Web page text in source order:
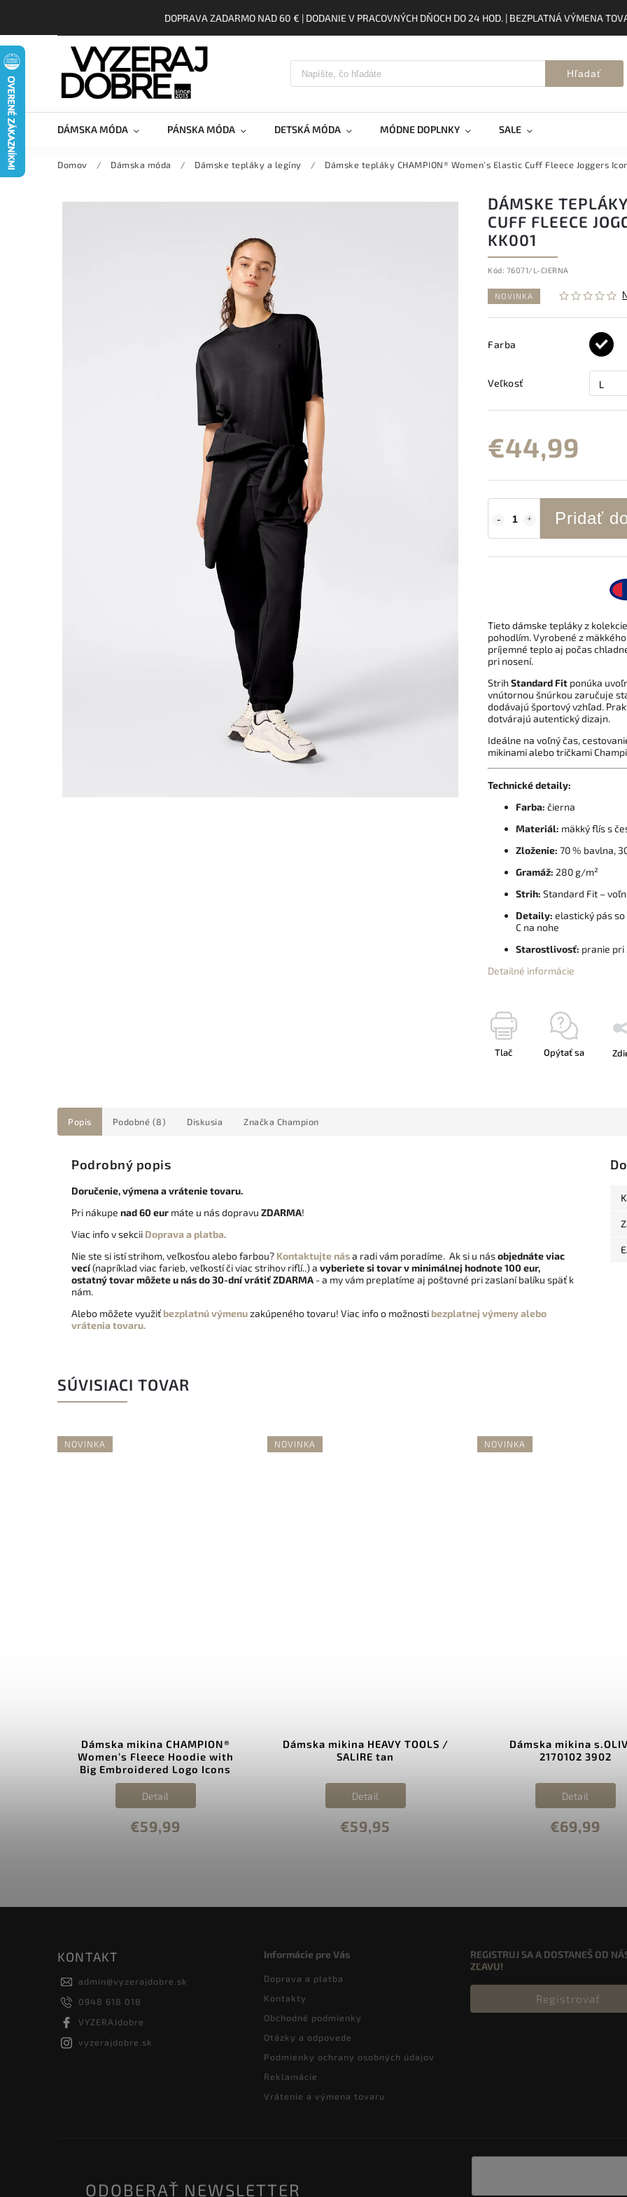
DOPRAVA ZADARMO NAD 60 € | DODANIE V PRACOVNÝCH DŇOCH DO 24 HOD. | BEZPLATNÁ VÝMENA
Hľadať
DÁMSKA MÓDA PÁNSKA MÓDA DETSKÁ MÓDA MÓDNE DOPLNKY SALE
Domov / Dámska móda / Dámske tepláky a legíny / Dámske tepláky CHAMPION® Women’s Elastic Cuff Fleece Joggers
DÁMSKE
CUFF FLEECE
KK001
Kód: 76071/L-CIERNA
NOVINKA
Farba
Veľkosť
€44,99
Pridať
Tieto dámske tepláky z kolekcie
pohodlím. Vyrobené z
príjemné teplo aj počas
pri nosení.
Strih Standard Fit ponúka
vnútornou šnúrkou zaručuje
dodávajú športový vzhľad.
dotvárajú autentický dizajn.
Ideálne na voľný čas,
mikinami alebo tričkami
Technické detaily:
Farba: čierna
Materiál: mäkký flís s
Zloženie: 70 % bavlna,
Gramáž: 280 g/m²
Strih: Standard Fit –
Detaily: elastický pás
C na nohe
Starostlivosť: pranie pri
Detailné informácie
Tlač Opýtať sa
Popis Podobné (8) Diskusia Značka Champion
Podrobný popis
Doručenie, výmena a vrátenie tovaru.
Pri nákupe nad 60 eur máte u nás dopravu ZDARMA!
Viac info v sekcii Doprava a platba.
Nie ste si istí strihom, veľkosťou alebo farbou? Kontaktujte nása radi vám poradíme. Ak si u násobjednáte viac
vecí(napríklad viac farieb, veľkostí či viac strihov riflí..) a vyberiete si tovar v minimálnej hodnote 100 eur,
ostatný tovar môžete u nás do 30-dní vrátiťZDARMA - a my vám preplatíme aj poštovné pri zaslaní balíku späť k
nám.
Alebo môžete využiť bezplatnú výmenuzakúpeného tovaru! Viac info o možnosti bezplatnej výmeny alebo
vrátenia tovaru.
SÚVISIACI TOVAR
NOVINKA
Dámska mikina CHAMPION®
Women’s Fleece Hoodie with
Big Embroidered Logo Icons
Black118379 KK001
€59,99
Detail
NOVINKA
Dámska mikina HEAVY TOOLS /
SALIRE tan
€59,95
Detail
NOVINKA
Dámska mikina
2170102 3902
€69,99
Detail
KONTAKT
admin@vyzerajdobre.sk
0948 618 018
VYZERAJdobre
vyzerajdobre.sk
Informácie pre Vás
Doprava a platba
Kontakty
Obchodné podmienky
Otázky a odpovede
Podmienky ochrany osobných údajov
Reklamácie
Vrátenie a výmena tovaru
REGISTRUJ SA A DOSTANEŠ OD
ZĽAVU!
Registrovať
ODOBERAŤ NEWSLETTER